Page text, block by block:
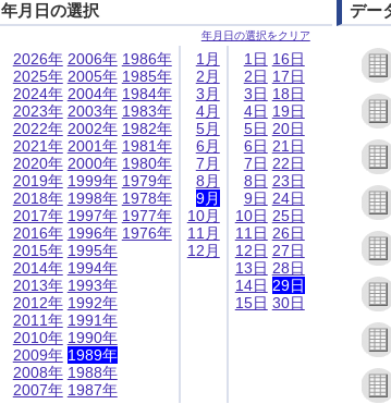
年月日の選択
年月日の選択をクリア
2026年
2025年
2024年
2023年
2022年
2021年
2020年
2019年
2018年
2017年
2016年
2015年
2014年
2013年
2012年
2011年
2010年
2009年
2008年
2007年
2006年
2005年
2004年
2003年
2002年
2001年
2000年
1999年
1998年
1997年
1996年
1995年
1994年
1993年
1992年
1991年
1990年
1989年
1988年
1987年
1986年
1985年
1984年
1983年
1982年
1981年
1980年
1979年
1978年
1977年
1976年
1月
2月
3月
4月
5月
6月
7月
8月
9月
10月
11月
12月
1日
2日
3日
4日
5日
6日
7日
8日
9日
10日
11日
12日
13日
14日
15日
16日
17日
18日
19日
20日
21日
22日
23日
24日
25日
26日
27日
28日
29日
30日
デー